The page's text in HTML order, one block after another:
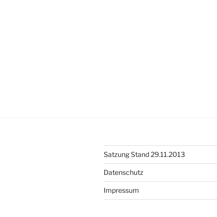
Satzung Stand 29.11.2013
Datenschutz
Impressum